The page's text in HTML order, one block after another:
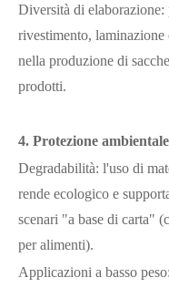
Diversità di elaborazione:
rivestimento, laminazione
nella produzione di
prodotti.
4. Protezione
Degradabilità: l'uso di
rende ecologico e
scenari "a base di carta"
per alimenti).
Applicazioni a basso